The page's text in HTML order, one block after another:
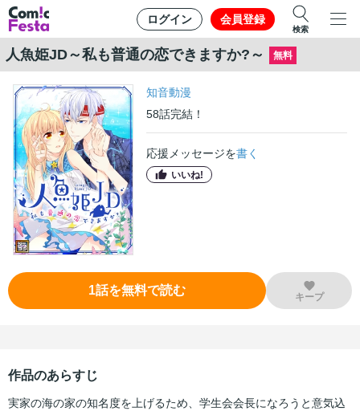
ログイン 会員登録
検索
人魚姫JD～私も普通の恋できますか?～ 無料
知音動漫
58話完結！
応援メッセージを書く
いいね!
1話を無料で読む キープ
作品のあらすじ
実家の海の家の知名度を上げるため、学生会会長になろうと意気込